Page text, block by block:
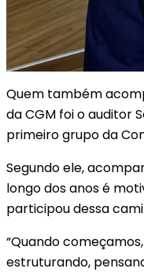
Quem também
da CGM foi o auditor
primeiro grupo da
Segundo ele,
longo dos anos é
participou dessa
“Quando
estruturando,